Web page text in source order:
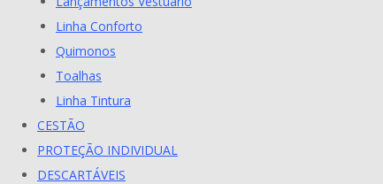
Linha Conforto
Quimonos
Toalhas
Linha Tintura
CESTÃO
PROTEÇÃO INDIVIDUAL
DESCARTÁVEIS